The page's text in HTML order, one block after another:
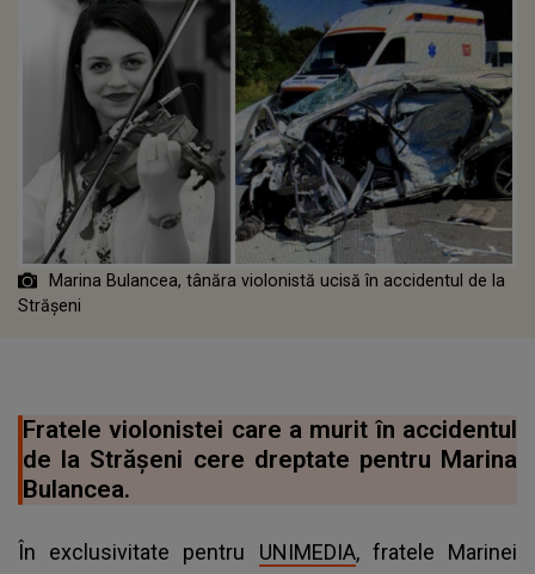
Marina Bulancea, tânăra violonistă ucisă în accidentul de la
Strășeni
Fratele violonistei care a murit în accidentul
de la Strășeni cere dreptate pentru Marina
Bulancea.
În exclusivitate pentru UNIMEDIA, fratele Marinei